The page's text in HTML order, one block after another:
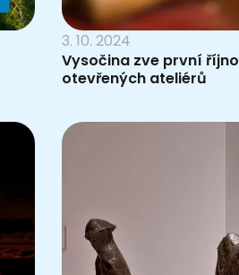
3. 10. 2024
Vysočina zve první
otevřených ateliérů